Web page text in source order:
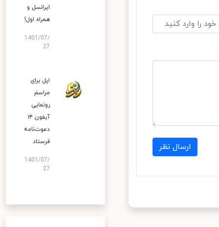
ارسال نظر
ایرانسل و
همراه اول!
1401/07/
27
اپل برای
مراسم
رونمایی
آیفون ۱۴
دعوت‌نامه
فرستاد
1401/07/
27